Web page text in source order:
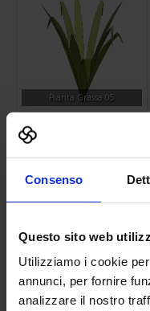
Consenso
Questo sito web
Utilizziamo i cookie
annunci, per fornire
analizzare il nostro
Pianta Grassa 05
Vasca d’acqua